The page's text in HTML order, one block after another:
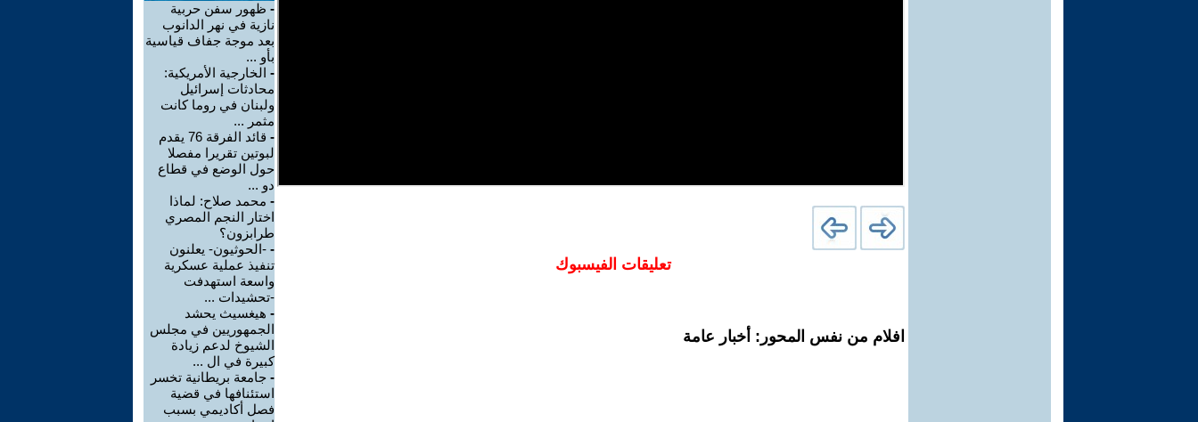
تعليقات الفيسبوك
افلام من نفس المحور: أخبار عامة
- ظهور سفن حربية
نازية في نهر الدانوب
بعد موجة جفاف قياسية
بأو ...
- الخارجية الأمريكية:
محادثات إسرائيل
ولبنان في روما كانت
مثمر ...
-
قائد الفرقة 76 يقدم
لبوتين تقريرا مفصلا
حول الوضع في قطاع
دو ...
- محمد صلاح: لماذا
اختار النجم المصري
طرابزون؟
- -الحوثيون- يعلنون
تنفيذ عملية عسكرية
واسعة استهدفت
-تحشيدات ...
- هيغسيث يحشد
الجمهوريين في مجلس
الشيوخ لدعم زيادة
كبيرة في ال ...
- جامعة بريطانية تخسر
استئنافها في قضية
فصل أكاديمي بسبب